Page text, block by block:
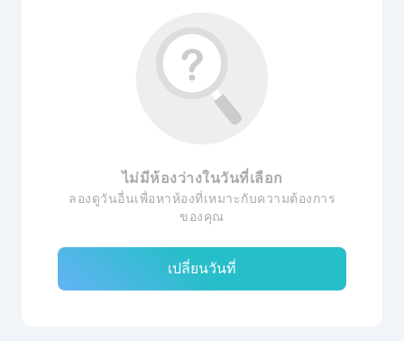
ไม่มีห้องว่างในวันที่เลือก
ลองดูวันอื่นเพื่อหาห้องที่เหมาะกับความต้องการ
ของคุณ
เปลี่ยนวันที่